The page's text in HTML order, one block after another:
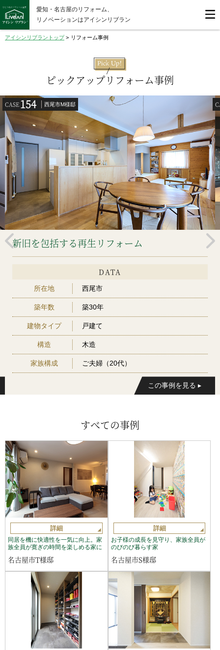
愛知・名古屋のリフォーム、
リノベーションはアイシンリブラン
アイシンリブラントップ> リフォーム事例
ピックアップリフォーム事例
CASE154 西尾市M様邸
新旧を包括する再生リフォーム
DATA
所在地 西尾市
築年数 築30年
建物タイプ 戸建て
構造 木造
家族構成 ご夫婦（20代）
すべての事例
詳細
同居を機に快適性を一気に向上。家
族全員が寛ぎの時間を楽しめる家に
名古屋市T様邸
詳細
お子様の成長を見守り、家族全員が
のびのび暮らす家
名古屋市S様邸